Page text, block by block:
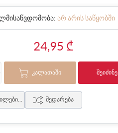
არ არის საწყობში
24,95 ₾
ᲙᲐᲚᲐᲗᲐᲨᲘ ᲨᲔᲘᲫᲘᲜᲔ
სია შედარება